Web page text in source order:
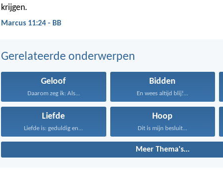
krijgen.
Marcus 11:24 - BB
Gerelateerde onderwerpen
Geloof
Daarom zeg ik: Als...
Bidden
En wees altijd blij!...
Liefde
Liefde is: geduldig en...
Hoop
Dit is mijn besluit...
Meer Thema's...